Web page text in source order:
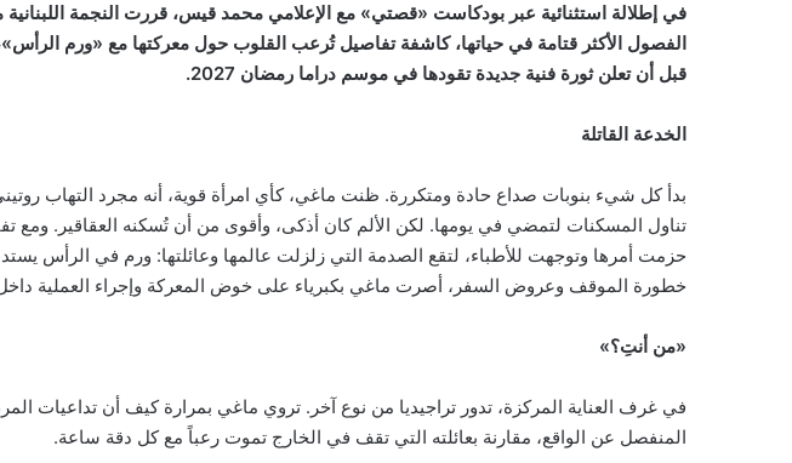
في إطلالة استثنائية عبر بودكاست «قصتي» مع الإعلامي محمد قيس، قررت النجمة
الفصول الأكثر قتامة في حياتها، كاشفة تفاصيل تُرعب القلوب حول معركتها مع «ورم
قبل أن تعلن ثورة فنية جديدة تقودها في موسم دراما رمضان 2027.
الخدعة القاتلة
بدأ كل شيء بنوبات صداع حادة ومتكررة. ظنت ماغي، كأي امرأة قوية، أنه مجرد التهاب
تناول المسكنات لتمضي في يومها. لكن الألم كان أذكى، وأقوى من أن تُسكنه العقاقير. ومع
حزمت أمرها وتوجهت للأطباء، لتقع الصدمة التي زلزلت عالمها وعائلتها: ورم في الرأس
خطورة الموقف وعروض السفر، أصرت ماغي بكبرياء على خوض المعركة وإجراء العملية داخل
«من أنتِ؟»
في غرف العناية المركزة، تدور تراجيديا من نوع آخر. تروي ماغي بمرارة كيف أن تداعيات
المنفصل عن الواقع، مقارنة بعائلته التي تقف في الخارج تموت رعباً مع كل دقة ساعة.